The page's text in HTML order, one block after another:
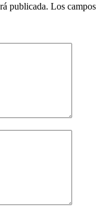
publicada. Los campos